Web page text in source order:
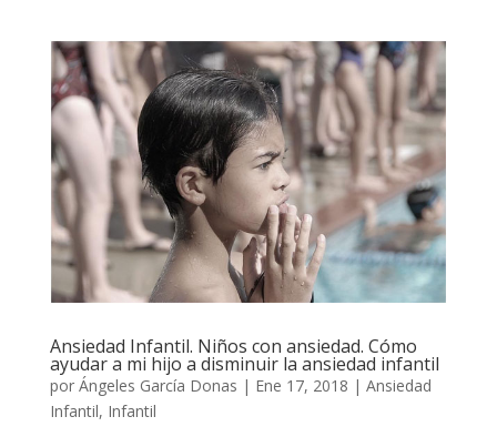
Ansiedad Infantil. Niños con ansiedad. Cómo
ayudar a mi hijo a disminuir la ansiedad infantil
por Ángeles García Donas | Ene 17, 2018 | Ansiedad
Infantil, Infantil